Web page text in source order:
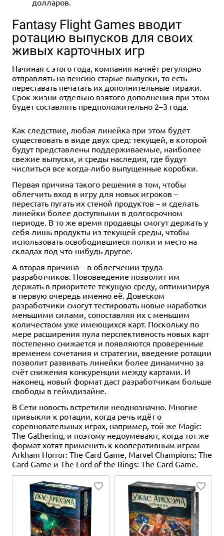
долларов.
Fantasy Flight Games вводит
ротацию выпусков для своих
живых карточных игр
Начиная с этого года, компания начнёт регулярно
отправлять на пенсию старые выпуски, то есть
переставать печатать их дополнительные тиражи.
Срок жизни отдельно взятого дополнения при этом
будет составлять предположительно 2–3 года.
Как следствие, любая линейка при этом будет
существовать в виде двух сред: текущей, в которой
будут представлены поддерживаемые, наиболее
свежие выпуски, и среды наследия, где будут
числиться все когда-либо выпущенные коробки.
Первая причина такого решения в том, чтобы
облегчить вход в игру для новых игроков –
перестать пугать их стеной продуктов – и сделать
линейки более доступными в долгосрочном
периоде. В то же время продавцы смогут держать у
себя лишь продукты из текущей среды, чтобы
использовать освободившиеся полки и место на
складах под что-нибудь другое.
А вторая причина – в облегчении труда
разработчиков. Нововведение позволит им
держать в приоритете текущую среду, оптимизируя
в первую очередь именно её. Довеском
разработчики смогут тестировать новые наработки
меньшими силами, сопоставляя их с меньшим
количеством уже имеющихся карт. Поскольку по
мере расширения пула перспективность новых карт
постепенно снижается и появляются проверенные
временем сочетания и стратегии, введение ротации
позволит развивать линейки более динамично за
счёт снижения конкуренции между картами. И
наконец, новый формат даст разработчикам больше
свободы в геймдизайне.
В Сети новость встретили неоднозначно. Многие
привыкли к ротации, когда речь идёт о
соревновательных играх, например, той же Magic:
The Gathering, и поэтому недоумевают, когда тот же
формат хотят применить к кооперативным играм
Arkham Horror: The Card Game, Marvel Champions: The
Card Game и The Lord of the Rings: The Card Game.